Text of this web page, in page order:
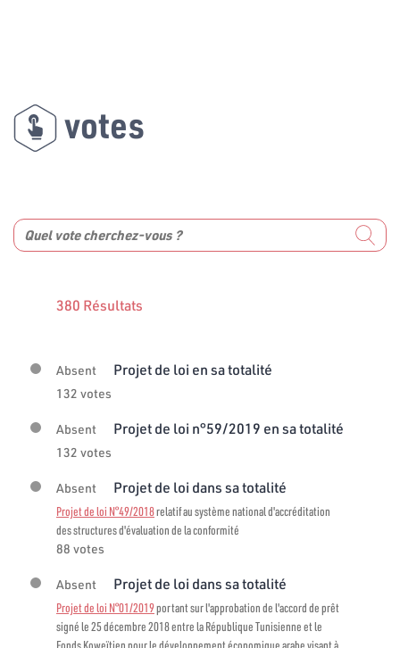
votes
380 Résultats
Absent Projet de loi en sa totalité
132 votes
Absent Projet de loi n°59/2019 en sa totalité
132 votes
Absent Projet de loi dans sa totalité
Projet de loi N°49/2018relatif au système national d'accréditation
des structures d'évaluation de la conformité
88 votes
Absent Projet de loi dans sa totalité
Projet de loi N°01/2019portant sur l'approbation de l'accord de prêt
signé le 25 décembre 2018 entre la République Tunisienne et le